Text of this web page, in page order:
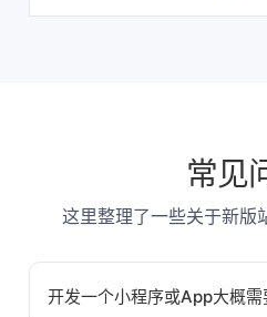
常见
这里整理了一些关于新版
开发一个小程序或App大概需